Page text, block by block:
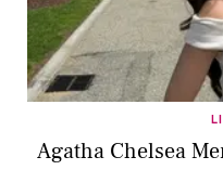
Agatha Chelsea